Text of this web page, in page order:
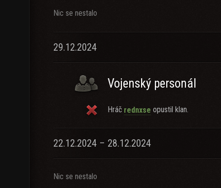
Nic se nestalo
29.12.2024
Vojenský personál
Hráč rednxse opustil klan.
22.12.2024 – 28.12.2024
Nic se nestalo